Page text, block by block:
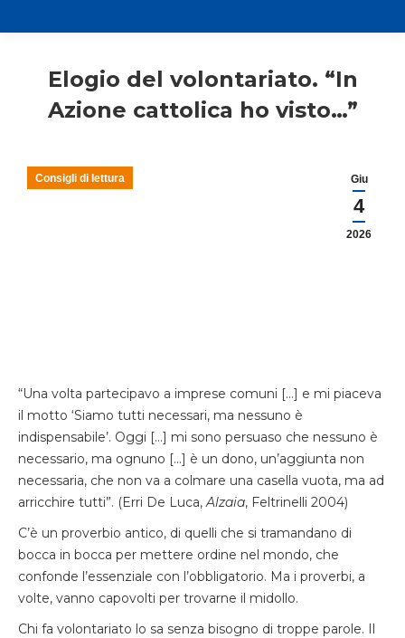
Elogio del volontariato. “In
Azione cattolica ho visto…”
Giu
4
2026
Consigli di lettura
“Una volta partecipavo a imprese comuni […] e mi piaceva
il motto ‘Siamo tutti necessari, ma nessuno è
indispensabile’. Oggi […] mi sono persuaso che nessuno è
necessario, ma ognuno […] è un dono, un’aggiunta non
necessaria, che non va a colmare una casella vuota, ma ad
arricchire tutti”. (Erri De Luca,Alzaia, Feltrinelli 2004)
C’è un proverbio antico, di quelli che si tramandano di
bocca in bocca per mettere ordine nel mondo, che
confonde l’essenziale con l’obbligatorio. Ma i proverbi, a
volte, vanno capovolti per trovarne il midollo.
Chi fa volontariato lo sa senza bisogno di troppe parole. Il